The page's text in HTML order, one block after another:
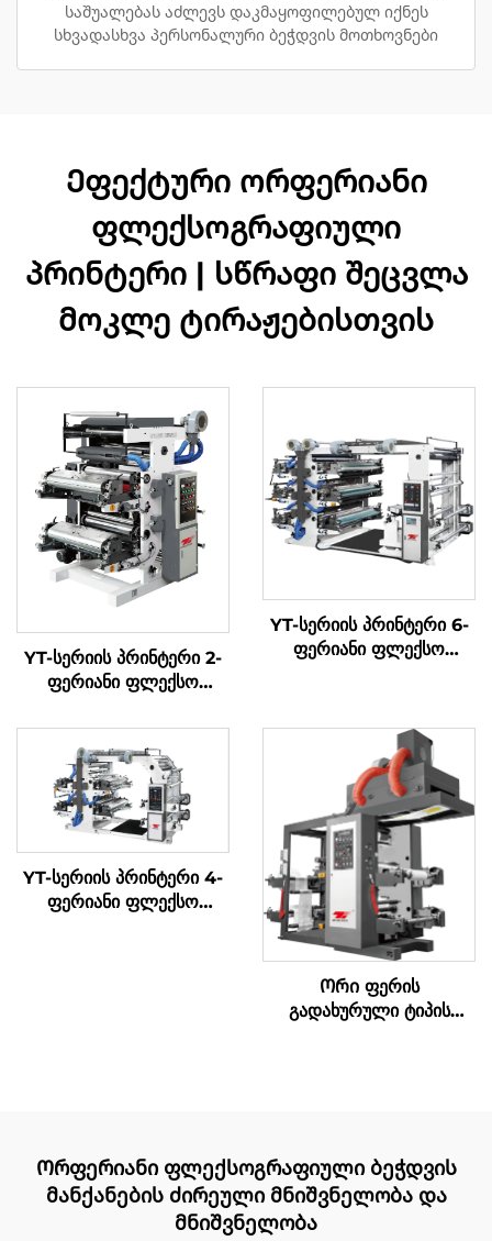
საშუალებას აძლევს დაკმაყოფილებულ იქნეს
სხვადასხვა პერსონალური ბეჭდვის მოთხოვნები
Ეფექტური ორფერიანი
ფლექსოგრაფიული
პრინტერი | სწრაფი შეცვლა
მოკლე ტირაჟებისთვის
YT-სერიის პრინტერი 2-
ფერიანი ფლექსო
YT-სერიის პრინტერი 6-
ფერიანი ფლექსო
YT-სერიის პრინტერი 4-
ფერიანი ფლექსო
Ორი ფერის
გადახურული ტიპის
Ორფერიანი ფლექსოგრაფიული ბეჭდვის
მანქანების ძირეული მნიშვნელობა და
მნიშვნელობა